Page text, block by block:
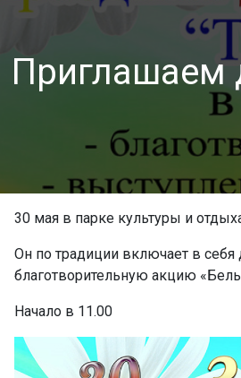
Приглашаем
30 мая в парке культуры и
Он по традиции включает в себя
благотворительную акцию
Начало в 11.00